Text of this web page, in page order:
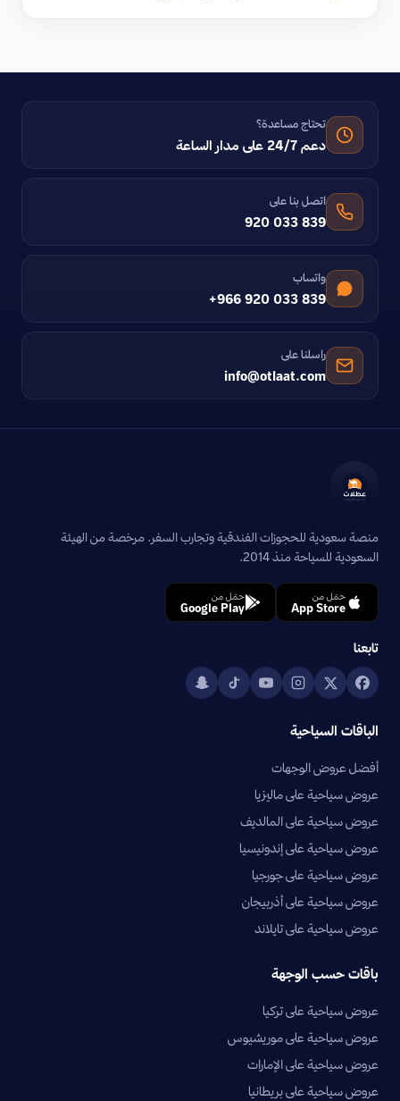
تحتاج مساعدة؟
دعم 24/7 على مدار الساعة
اتصل بنا على
920 033 839
واتساب
+966 920 033 839
راسلنا على
info@otlaat.com
منصة سعودية للحجوزات الفندقية وتجارب السفر. مرخصة من الهيئة
السعودية للسياحة منذ 2014.
حمّل من
App Store
حمّل من
Google Play
تابعنا
الباقات السياحية
أفضل عروض الوجهات
عروض سياحية على ماليزيا
عروض سياحية على المالديف
عروض سياحية على إندونيسيا
عروض سياحية على جورجيا
عروض سياحية على أذربيجان
عروض سياحية على تايلاند
باقات حسب الوجهة
عروض سياحية على تركيا
عروض سياحية على موريشيوس
عروض سياحية على الإمارات
عروض سياحية على بريطانيا